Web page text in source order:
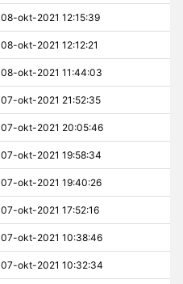
08-okt-2021 12:15:39
08-okt-2021 12:12:21
08-okt-2021 11:44:03
07-okt-2021 21:52:35
07-okt-2021 20:05:46
07-okt-2021 19:58:34
07-okt-2021 19:40:26
07-okt-2021 17:52:16
07-okt-2021 10:38:46
07-okt-2021 10:32:34